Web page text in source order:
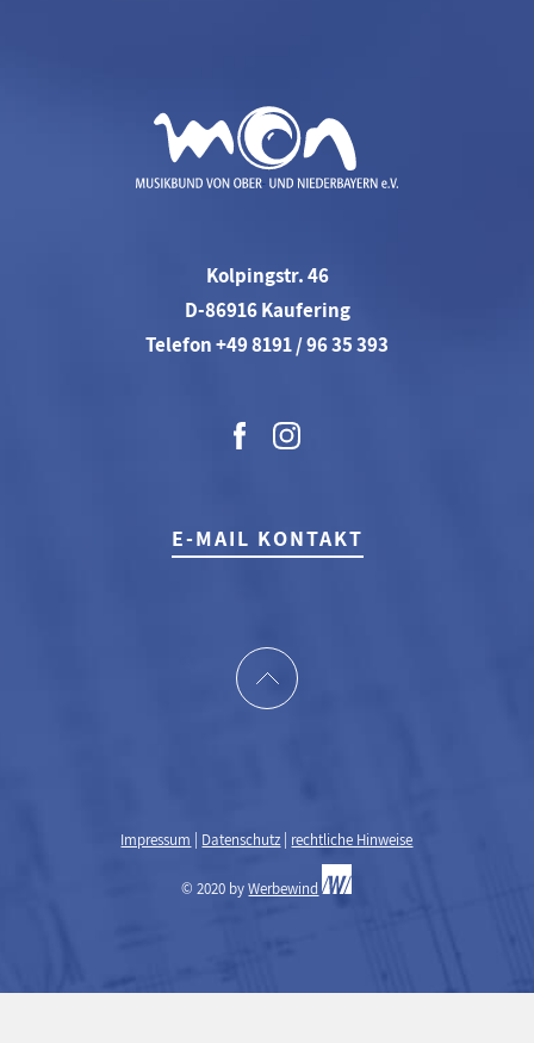
Kolpingstr. 46
D-86916 Kaufering
Telefon +49 8191 / 96 35 393
E-MAIL KONTAKT
Impressum Datenschutz rechtliche Hinweise
© 2020 byWerbewind